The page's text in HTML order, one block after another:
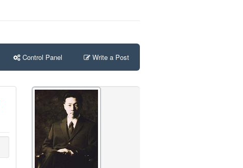
Control Panel Write a Post